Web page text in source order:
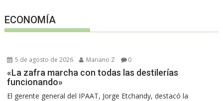
ECONOMÍA
5 de agosto de 2026 Mariano Z 0
«La zafra marcha con todas las destilerías
funcionando»
El gerente general del IPAAT, Jorge Etchandy, destacó la